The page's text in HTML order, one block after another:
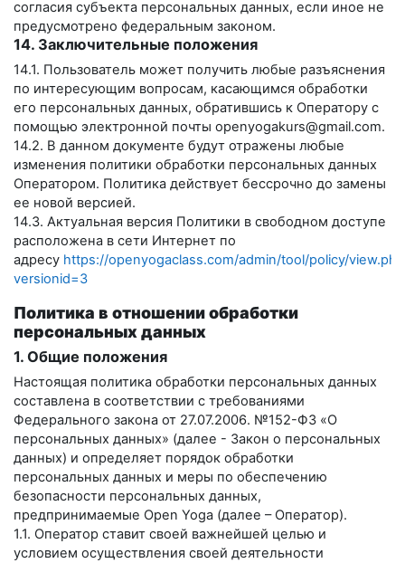
согласия субъекта персональных данных, если иное не
предусмотрено федеральным законом.
14. Заключительные положения
14.1. Пользователь может получить любые разъяснения
по интересующим вопросам, касающимся обработки
его персональных данных, обратившись к Оператору с
помощью электронной почты openyogakurs@gmail.com.
14.2. В данном документе будут отражены любые
изменения политики обработки персональных данных
Оператором. Политика действует бессрочно до замены
ее новой версией.
14.3. Актуальная версия Политики в свободном доступе
расположена в сети Интернет по
адресу https://openyogaclass.com/admin/tool/policy/
versionid=3
Политика в отношении обработки
персональных данных
1. Общие положения
Настоящая политика обработки персональных данных
составлена в соответствии с требованиями
Федерального закона от 27.07.2006. №152-ФЗ «О
персональных данных» (далее - Закон о персональных
данных) и определяет порядок обработки
персональных данных и меры по обеспечению
безопасности персональных данных,
предпринимаемые Open Yoga (далее – Оператор).
1.1. Оператор ставит своей важнейшей целью и
условием осуществления своей деятельности